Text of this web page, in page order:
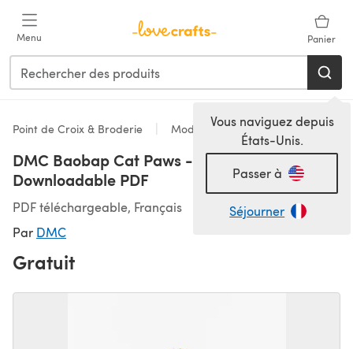
Menu Panier
Vous naviguez depuis
États-Unis.
Passer à
Séjourner
Point de Croix & Broderie Modèles
DMC Baobap Cat Paws - PAT0077 -
Downloadable PDF
PDF téléchargeable, Français
Par DMC
Gratuit